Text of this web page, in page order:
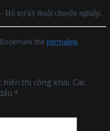
Hỗ trợ kỹ thuật chuyên nghiệp.
the permalink.
hiển thị công khai. Các
*